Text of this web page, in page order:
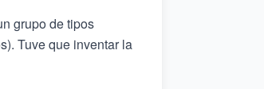
grupo de tipos
Tuve que inventar la